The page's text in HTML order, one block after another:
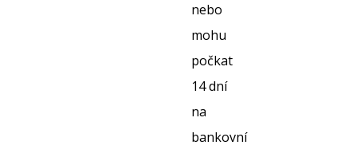
nebo
mohu
počkat
14 dní
na
bankovní